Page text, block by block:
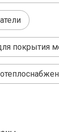
покрытия